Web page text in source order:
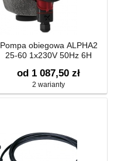
Pompa obiegowa ALPHA2
25-60 1x230V 50Hz 6H
od 1 087,50 zł
2 warianty